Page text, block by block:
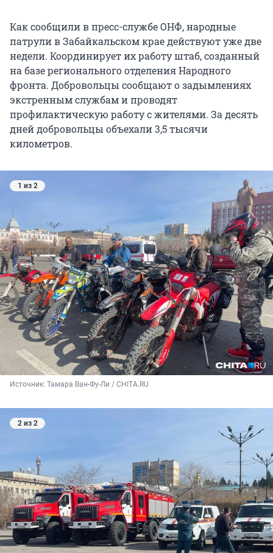
Как сообщили в пресс-службе ОНФ, народные
патрули в Забайкальском крае действуют уже две
недели. Координирует их работу штаб, созданный
на базе регионального отделения Народного
фронта. Добровольцы сообщают о задымлениях
экстренным службам и проводят
профилактическую работу с жителями. За десять
дней добровольцы объехали 3,5 тысячи
километров.
1 из 2
Источник: Тамара Ван-Фу-Ли / CHITA.RU
2 из 2